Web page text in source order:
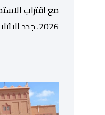
مع اقتراب
2026، جدد
مذكرة مطلبية،